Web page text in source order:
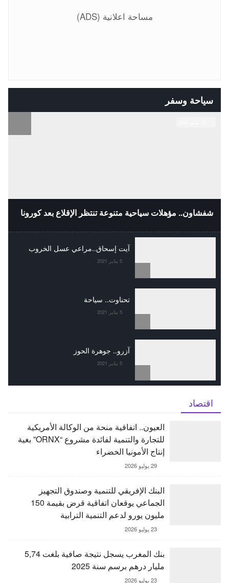
مساحة اعلانية (ADS)
سياحة وسفر
شفشاون.. مؤهلات سياحية متنوعة تنتظر الإقلاع بعد كورونا
آيت إسحاق..مراعي عسل الخروب
5 يناير 2021
تحناوت.. سياحة
5 يناير 2021
آزرو.. جوهرة الحوز
5 يناير 2021
اقتصاد
العيون.. اتفاقية منحة من الوكالة الأمريكية
للتجارة والتنمية لفائدة مشروع “ORNX” بغية
إنتاج الأمونيا الخضراء
29 يوليو 2026
البنك الإفريقي للتنمية وصندوق التجهيز
الجماعي يوقعان اتفاقية قرض بقيمة 150
مليون يورو لدعم التنمية الترابية
23 يوليو 2026
بنك المغرب يسجل نتيجة صافية بلغت 5,74
مليار درهم برسم سنة 2025
23 يوليو 2026